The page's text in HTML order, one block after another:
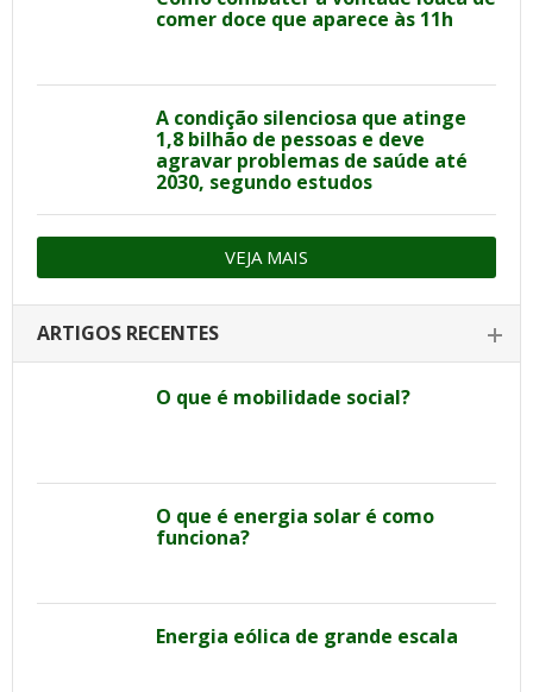
comer doce que aparece às 11h
A condição silenciosa que atinge
1,8 bilhão de pessoas e deve
agravar problemas de saúde até
2030, segundo estudos
VEJA MAIS
ARTIGOS RECENTES
O que é mobilidade social?
O que é energia solar é como
funciona?
Energia eólica de grande escala